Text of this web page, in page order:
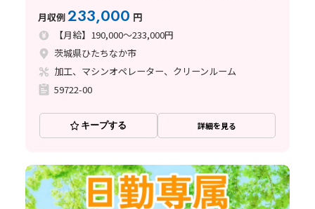
月収例233,000 円
【月給】190,000～233,000円
茨城県ひたちなか市
加工、マシンオペレーター、クリーンルーム
59722-00
キープする 詳細を見る